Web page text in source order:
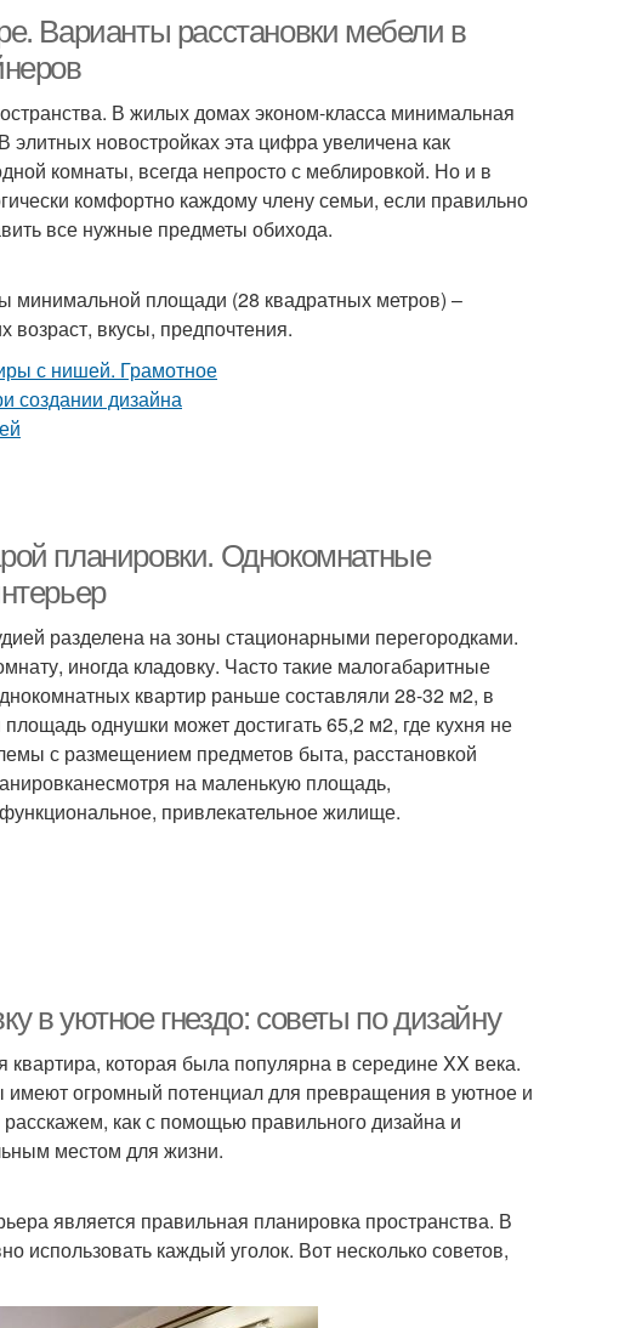
Варианты расстановки мебели в
В жилых домах эконом-класса минимальная
новостройках эта цифра увеличена как
комнаты, всегда непросто с меблировкой. Но и в
комфортно каждому члену семьи, если правильно
все нужные предметы обихода.
минимальной площади (28 квадратных метров) –
возраст, вкусы, предпочтения.
планировки. Однокомнатные
разделена на зоны стационарными перегородками.
иногда кладовку. Часто такие малогабаритные
квартир раньше составляли 28-32 м2, в
однушки может достигать 65,2 м2, где кухня не
с размещением предметов быта, расстановкой
на маленькую площадь,
привлекательное жилище.
в уютное гнездо: советы по дизайну
которая была популярна в середине XX века.
огромный потенциал для превращения в уютное и
как с помощью правильного дизайна и
местом для жизни.
является правильная планировка пространства. В
каждый уголок. Вот несколько советов,